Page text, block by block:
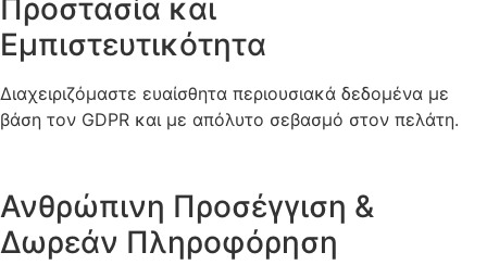
Προστασία και
Εμπιστευτικότητα
Διαχειριζόμαστε ευαίσθητα περιουσιακά δεδομένα με
βάση τον GDPR και με απόλυτο σεβασμό στον πελάτη.
Ανθρώπινη Προσέγγιση &
Δωρεάν Πληροφόρηση